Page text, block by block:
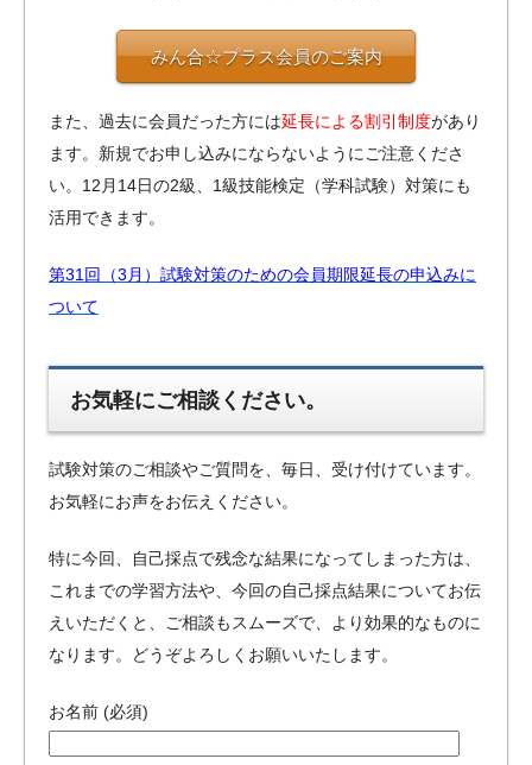
みん合☆プラス会員のご案内
また、過去に会員だった方には延長による割引制度があり
ます。新規でお申し込みにならないようにご注意くださ
い。12月14日の2級、1級技能検定（学科試験）対策にも
活用できます。
第31回（3月）試験対策のための会員期限延長の申込みに
ついて
お気軽にご相談ください。
試験対策のご相談やご質問を、毎日、受け付けています。
お気軽にお声をお伝えください。
特に今回、自己採点で残念な結果になってしまった方は、
これまでの学習方法や、今回の自己採点結果についてお伝
えいただくと、ご相談もスムーズで、より効果的なものに
なります。どうぞよろしくお願いいたします。
お名前 (必須)